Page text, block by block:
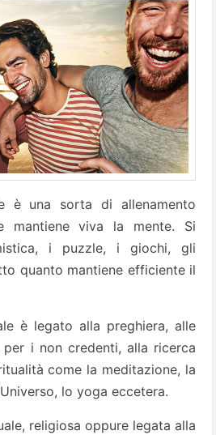
è una sorta di allenamento
mantiene viva la mente. Si
i puzzle, i giochi, gli
quanto mantiene efficiente il
è legato alla preghiera, alle
i non credenti, alla ricerca
come la meditazione, la
lo yoga eccetera.
religiosa oppure legata alla